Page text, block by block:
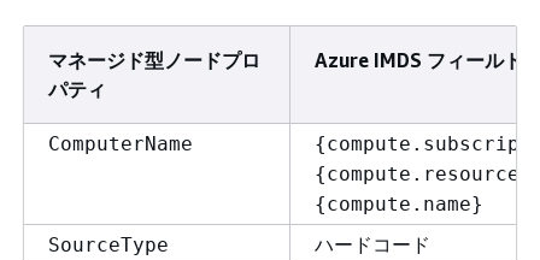
マネージド型ノードプロ
パティ
Azure IMDS フィールド
ComputerName {
{
{compute.name}
SourceType
ハードコード